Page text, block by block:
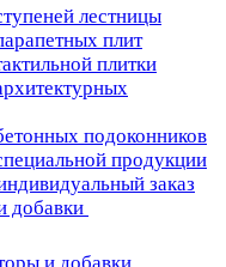
лестницы
плит
плитки
подоконников
продукции
заказ
добавки